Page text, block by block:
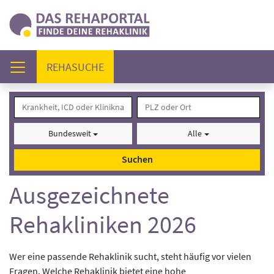
REHASUCHE(AKTUELL)
Bundesweit Alle
Suchen
Ausgezeichnete
Rehakliniken 2026
Wer eine passende Rehaklinik sucht, steht häufig vor vielen
Fragen. Welche Rehaklinik bietet eine hohe